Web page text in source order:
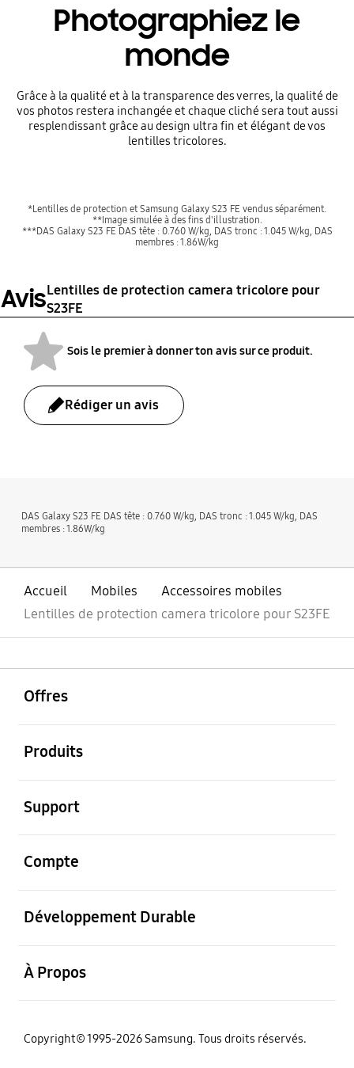
Photographiez le
monde
Grâce à la qualité et à la transparence des verres, la qualité de
vos photos restera inchangée et chaque cliché sera tout aussi
resplendissant grâce au design ultra fin et élégant de vos
lentilles tricolores.
*Lentilles de protection et Samsung Galaxy S23 FE vendus séparément.
**Image simulée à des fins d'illustration.
***DAS Galaxy S23 FE DAS tête : 0.760 W/kg, DAS tronc : 1.045 W/kg, DAS
membres : 1.86W/kg
AvisLentilles de protection camera tricolore pour
S23FE
Sois le premier à donner ton avis sur ce produit.
Rédiger un avis
DAS Galaxy S23 FE DAS tête : 0.760 W/kg, DAS tronc : 1.045 W/kg, DAS
membres : 1.86W/kg
Accueil Mobiles
Accessoires mobiles
Lentilles de protection camera tricolore pour S23FE
Offres
Produits
Support
Compte
Développement Durable
À Propos
‌Copyright© 1995-2026 Samsung. Tous droits réservés.